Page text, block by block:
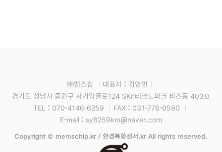
㈜멤스칩
대표자 : 김영민
경기도 성남시 중원구 사기막골로124 SKn테크노파크 비즈동 403호
TEL : 070-4146-6259
FAX : 031-776-0590
E-mail : sy8259km@naver.com
Copyright © memschip.kr / 환경복합센서.kr All rights reserved.